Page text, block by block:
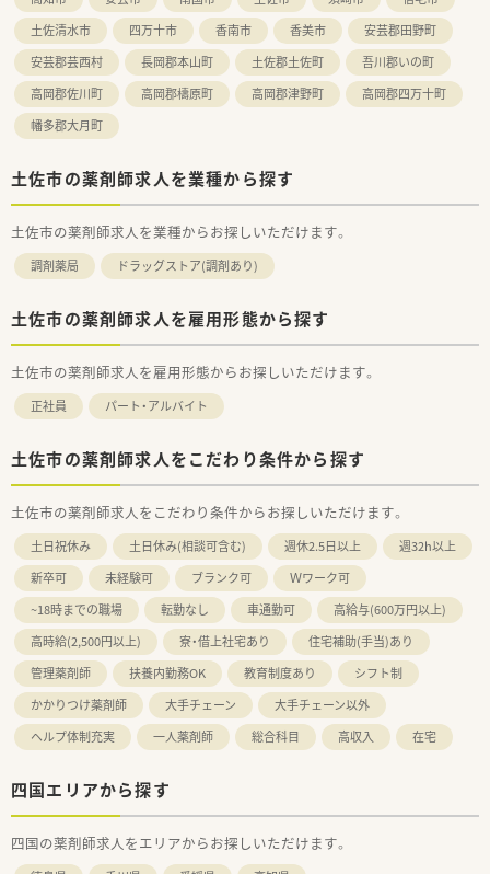
の方
などお気軽にお問い合わせください！
土佐清水市
四万十市 香南市 香美市
安芸郡田野町
安芸郡芸西村
長岡郡本山町 土佐郡土佐町
吾川郡いの町
高岡郡佐川町
高岡郡檮原町 高岡郡津野町
高岡郡四万十町
幡多郡大月町
土佐市の薬剤師求人を業種から探す
土佐市の薬剤師求人を業種からお探しいただけます。
調剤薬局 ドラッグストア(調剤あり)
土佐市の薬剤師求人を雇用形態から探す
土佐市の薬剤師求人を雇用形態からお探しいただけます。
正社員 パート・アルバイト
土佐市の薬剤師求人をこだわり条件から探す
土佐市の薬剤師求人をこだわり条件からお探しいただけます。
土日祝休み 土日休み(相談可含む) 週休2.5日以上
週32h以上
新卒可
未経験可 ブランク可
Ｗワーク可
~18時までの職場
転勤なし 車通勤可
高給与(600万円以上)
高時給(2,500円以上)
寮・借上社宅あり
住宅補助(手当)あり
管理薬剤師
扶養内勤務OK 教育制度あり
シフト制
かかりつけ薬剤師
大手チェーン
大手チェーン以外
ヘルプ体制充実
一人薬剤師 総合科目 高収入 在宅
四国エリアから探す
四国の薬剤師求人をエリアからお探しいただけます。